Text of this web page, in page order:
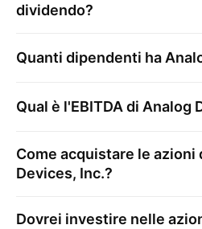
dividendo?
Quanti dipendenti ha
Qual è l'EBITDA di Analog
Come acquistare le azioni
Devices, Inc.?
Dovrei investire nelle